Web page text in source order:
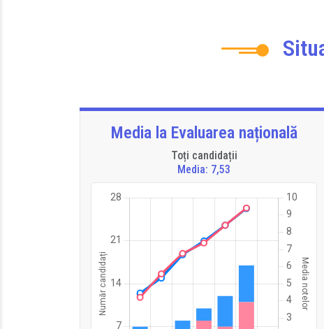
Media la Evaluarea națională
Toți candidații
Media: 7,53